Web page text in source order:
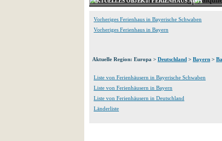
Vorheriges Ferienhaus in Bayerische Schwaben
Vorheriges Ferienhaus in Bayern
Aktuelle Region: Europa > Deutschland > Bayern >
Liste von Ferienhäusern in Bayerische Schwaben
Liste von Ferienhäusern in Bayern
Liste von Ferienhäusern in Deutschland
Länderliste